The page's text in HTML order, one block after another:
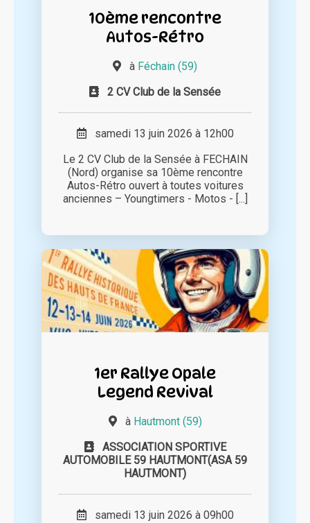
10ème rencontre
Autos-Rétro
à Féchain (59)
2 CV Club de la Sensée
samedi 13 juin 2026 à 12h00
Le 2 CV Club de la Sensée à FECHAIN
(Nord) organise sa 10ème rencontre
Autos-Rétro ouvert à toutes voitures
anciennes – Youngtimers - Motos - [...]
1er Rallye Opale
Legend Revival
à Hautmont (59)
ASSOCIATION SPORTIVE
AUTOMOBILE 59 HAUTMONT(ASA 59
HAUTMONT)
samedi 13 juin 2026 à 09h00